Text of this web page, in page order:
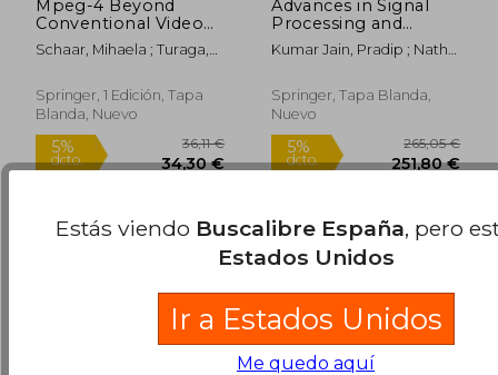
5%
dcto. 293,57 €
5%
dcto.
Mpeg-4 Beyond
Conventional Video
Coding (en Inglés)
Schaar, Mihaela ; Turaga,
Thomas
Springer, 1 Edición, Tapa
Blanda, Nuevo
Advances in Signal
Processing and
Communication
Engineering: Select
Icaspace 2021 (en
Inglés)
Kumar Jain, Pradip ; Nath
Ravi Paul
Springer, Tapa Blanda,
Nuevo
Estás viendo Buscalibre España, pero
Estados Unidos
Ir a Estados Unidos
Me quedo aquí